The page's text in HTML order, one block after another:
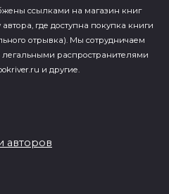
ссылками на магазин книг
где доступна покупка книги
отрывка). Мы сотрудничаем
распространителями
и другие.
авторов